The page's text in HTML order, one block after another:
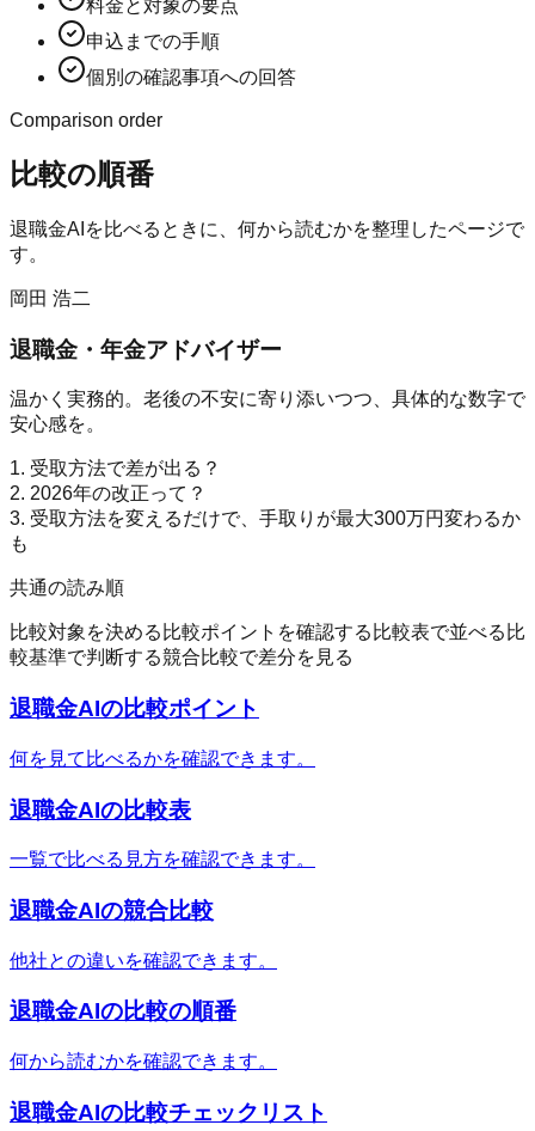
料金と対象の要点
申込までの手順
個別の確認事項への回答
Comparison order
比較の順番
退職金AI を比べるときに、何から読むかを整理したページで
す。
岡田 浩二
退職金・年金アドバイザー
温かく実務的。老後の不安に寄り添いつつ、具体的な数字で
安心感を。
1. 受取方法で差が出る？
2. 2026年の改正って？
3. 受取方法を変えるだけで、手取りが最大300万円変わるか
も
共通の読み順
比較対象を決める 比較ポイントを確認する 比較表で並べる 比
較基準で判断する競合比較で差分を見る
退職金AIの比較ポイント
何を見て比べるかを確認できます。
退職金AIの比較表
一覧で比べる見方を確認できます。
退職金AIの競合比較
他社との違いを確認できます。
退職金AIの比較の順番
何から読むかを確認できます。
退職金AIの比較チェックリスト